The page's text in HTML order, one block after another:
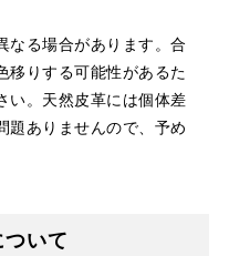
なる場合があります。合
移りする可能性があるた
い。天然皮革には個体差
題ありませんので、予め
いて